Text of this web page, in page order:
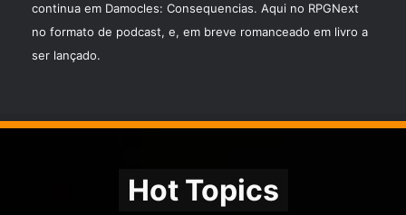
continua em Damocles: Consequencias. Aqui no RPGNext
no formato de podcast, e, em breve romanceado em livro a
ser lançado.
Hot Topics